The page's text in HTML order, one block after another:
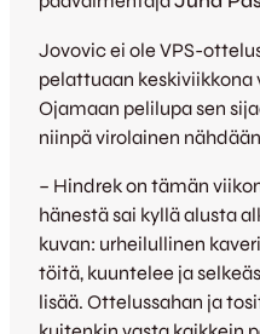
Jovovic ei ole VPS-
pelattuaan keskiviikkona
Ojamaan pelilupa sen
niinpä virolainen
– Hindrek on tämän
hänestä sai kyllä alusta
kuvan: urheilullinen
töitä, kuuntelee ja
lisää. Ottelussahan ja